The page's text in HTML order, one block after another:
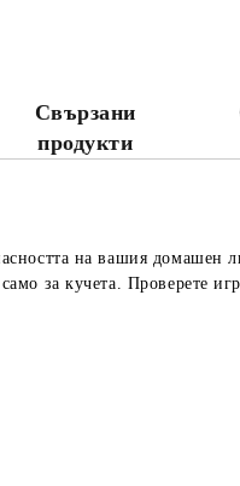
Свързани
продукти
на вашия домашен
за кучета. Проверете